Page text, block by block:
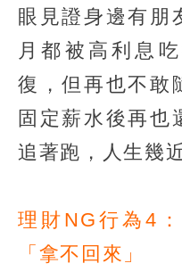
眼見證身邊有朋
月都被高利息
復，但再也不敢
固定薪水後再也
追著跑，人生幾
理財NG行為4
「拿不回來」